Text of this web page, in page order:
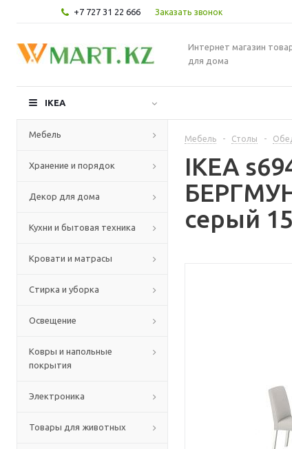
+7 727 31 22 666 Заказать звонок
Интернет магазин
для дома
IKEA
Мебель
Хранение и порядок
Декор для дома
Кухни и бытовая техника
Кровати и матрасы
Стирка и уборка
Освещение
Ковры и напольные
покрытия
Электроника
Товары для животных
Мебель - Столы -
IKEA
серый